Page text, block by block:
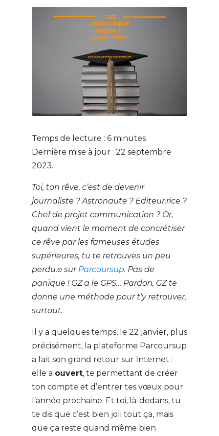
Temps de lecture : 6 minutes
Dernière mise à jour : 22 septembre
2023.
Toi, ton rêve, c’est de devenir
journaliste ? Astronaute ? Editeur.rice ?
Chef de projet communication ? Or,
quand vient le moment de concrétiser
ce rêve par les fameuses études
supérieures, tu te retrouves un peu
perdu.e sur Parcoursup. Pas de
panique ! GZ a le GPS… Pardon, GZ te
donne une méthode pour t’y retrouver,
surtout.
Il y a quelques temps, le 22 janvier, plus
précisément, la plateforme Parcoursup
a fait son grand retour sur Internet :
elle a ouvert, te permettant de créer
ton compte et d’entrer tes vœux pour
l’année prochaine. Et toi, là-dedans, tu
te dis que c’est bien joli tout ça, mais
que ça reste quand même bien